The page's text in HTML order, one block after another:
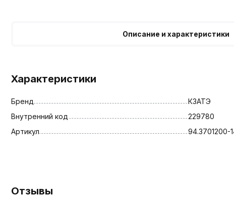
Описание и характеристики
Характеристики
Бренд
КЗАТЭ
Внутренний код
229780
Артикул
94.3701200-
Отзывы